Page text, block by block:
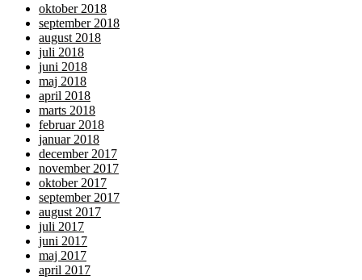
oktober 2018
september 2018
august 2018
juli 2018
juni 2018
maj 2018
april 2018
marts 2018
februar 2018
januar 2018
december 2017
november 2017
oktober 2017
september 2017
august 2017
juli 2017
juni 2017
maj 2017
april 2017